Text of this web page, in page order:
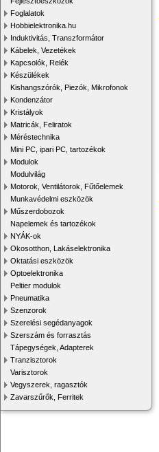
Foglalatok
Hobbielektronika.hu
Induktivitás, Transzformátor
Kábelek, Vezetékek
Kapcsolók, Relék
Készülékek
Kishangszórók, Piezók, Mikrofonok
Kondenzátor
Kristályok
Matricák, Feliratok
Méréstechnika
Mini PC, ipari PC, tartozékok
Modulok
Modulvilág
Motorok, Ventilátorok, Fűtőelemek
Munkavédelmi eszközök
Műszerdobozok
Napelemek és tartozékok
NYÁK-ok
Okosotthon, Lakáselektronika
Oktatási eszközök
Optoelektronika
Peltier modulok
Pneumatika
Szenzorok
Szerelési segédanyagok
Szerszám és forrasztás
Tápegységek, Adapterek
Tranzisztorok
Varisztorok
Vegyszerek, ragasztók
Zavarszűrők, Ferritek